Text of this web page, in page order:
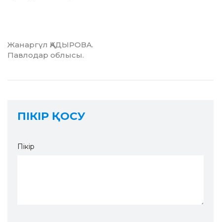
Жанаргүл ҚАДЫРОВА.
Павлодар облысы.
ПІКІР ҚОСУ
Пікір